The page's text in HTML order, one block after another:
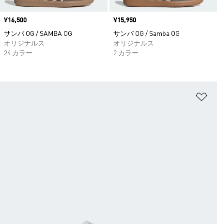
価格
¥16,500
サンバ OG / SAMBA OG
オリジナルス
24 カラー
価格
¥15,950
サンバ OG / Samba OG
オリジナルス
2 カラー